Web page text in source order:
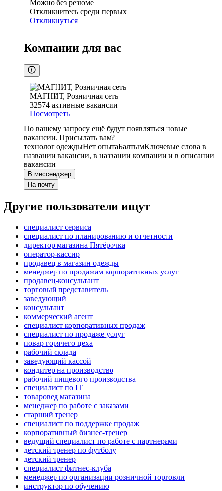
Можно без резюме
Откликнитесь среди первых
Откликнуться
Компании для вас
МАГНИТ, Розничная сеть
32574 активные вакансии
Посмотреть
По вашему запросу ещё будут появляться новые
вакансии. Присылать вам?
технолог одеждыНет опытаБалтымКлючевые слова в
названии вакансии, в названии компании и в описании
вакансии
В мессенджер
На почту
Другие пользователи ищут
специалист сервиса
специалист по планированию и отчетности
директор магазина Пятёрочка
оператор-кассир
продавец в магазин одежды
менеджер по продажам корпоративных услуг
продавец-консультант
торговый представитель
заведующий
консультант
коммерческий агент
специалист корпоративных продаж
специалист по продаже услуг
повар горячего цеха
рабочий склада
заведующий кассой
кондитер на производство
рабочий пищевого производства
специалист по IT
товаровед магазина
менеджер по работе с заказами
старший тренер
специалист по поддержке продаж
корпоративный бизнес-тренер
ведущий специалист по работе с партнерами
детский тренер по футболу
детский тренер
специалист фитнес-клуба
менеджер по организации розничной торговли
инструктор по обучению